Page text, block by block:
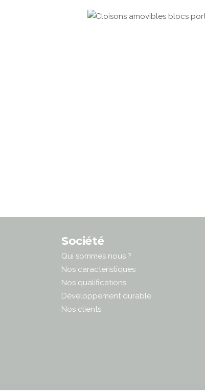
Société
Qui sommes nous ?
Nos caractéristiques
Nos qualifications
Développement durable
Nos clients